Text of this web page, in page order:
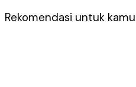
Rekomendasi untuk kamu